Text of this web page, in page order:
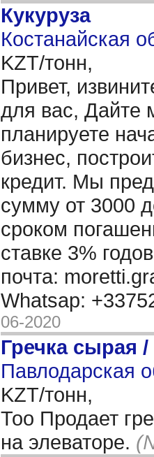
Кукуруза
Костанайская
KZT/тонн,
Привет,
для вас, Дайте
планируете
бизнес,
кредит. Мы
сумму от 3000
сроком
ставке 3%
почта:
Whatsap:
06-2020
Гречка сырая /
Павлодарская
KZT/тонн,
Тоо Продает
на элеваторе.